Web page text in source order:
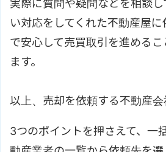
実際に質問や疑問などを相談
い対応をしてくれた不動産屋
で安心して売買取引を進める
ます。
以上、売却を依頼する不動産会
3つのポイントを押さえて、一